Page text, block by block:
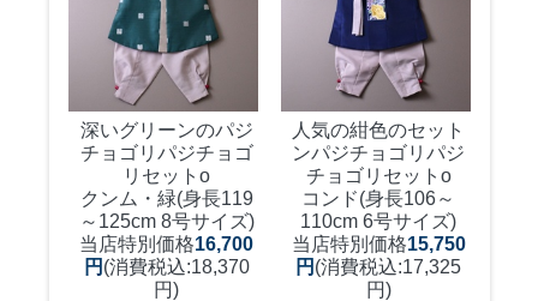
深いグリーンのパジ
チョゴリ パジチョゴ
リセットo
クンム・緑(身長119
～125cm 8号サイズ)
当店特別価格16,700
円 (消費税込:18,370
円)
人気の紺色のセット
ンパジチョゴリパジ
チョゴリセットo
コンド(身長106～
110cm 6号サイズ)
当店特別価格15,750
円 (消費税込:17,325
円)